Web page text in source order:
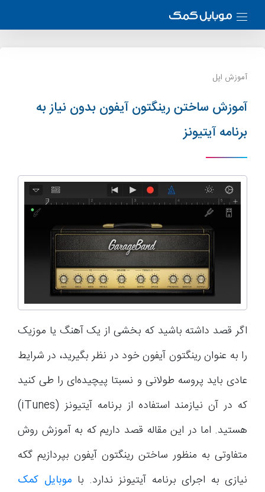
آموزش اپل
آموزش ساختن رینگتون آیفون بدون نیاز به
برنامه آیتیونز
اگر قصد داشته باشید که بخشی از یک آهنگ یا موزیک
را به عنوان رینگتون آیفون خود در نظر بگیرید، در شرایط
عادی باید پروسه طولانی و نسبتا پیچیده‌ای را طی کنید
که در آن نیازمند استفاده از برنامه آیتیونز (iTunes)
هستید. اما در این مقاله قصد داریم که به آموزش روش
متفاوتی به منظور ساختن رینگتون آیفون بپردازیم گکه
نیازی به اجرای برنامه آیتیونز ندارد. با موبایل کمک